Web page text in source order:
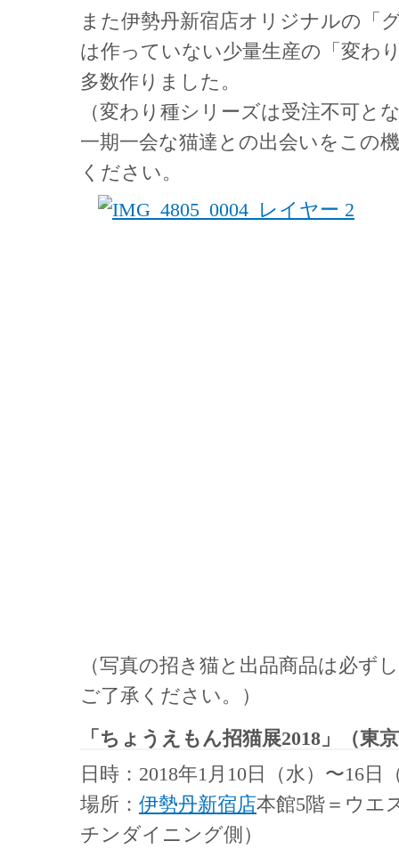
また伊勢丹新宿店オリジナルの「
は作っていない少量生産の「変わ
多数作りました。
（変わり種シリーズは受注不可と
一期一会な猫達との出会いをこの
ください。
（写真の招き猫と出品商品は必ず
ご了承ください。）
「ちょうえもん招猫展2018」（東
日時：2018年1月10日（水）〜16日
場所： 伊勢丹新宿店本館5階＝ウエ
チンダイニング側）